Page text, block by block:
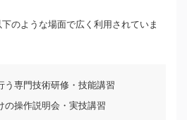
のような場面で広く利用されていま
う専門技術研修・技能講習
の操作説明会・実技講習